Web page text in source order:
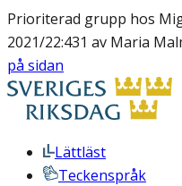
Prioriterad grupp hos
2021/22:431 av Maria
på sidan
Lättläst
Teckenspråk